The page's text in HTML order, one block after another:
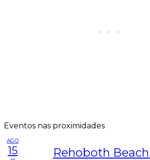
Eventos nas proximidades
AGO
15 Rehoboth